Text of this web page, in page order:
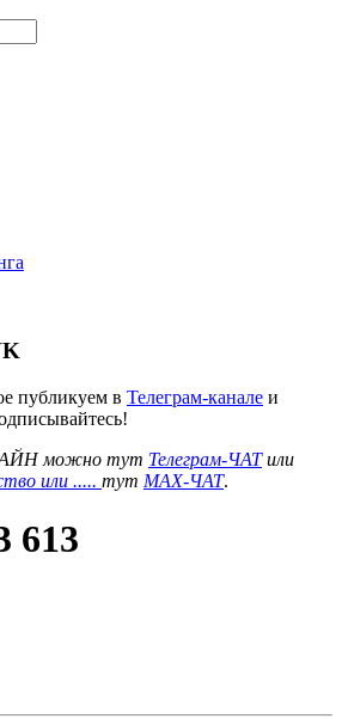
публикуем в Телеграм-канале и
можно тут Телеграм-ЧАТили
или ..... тут MAX-ЧАТ.
613